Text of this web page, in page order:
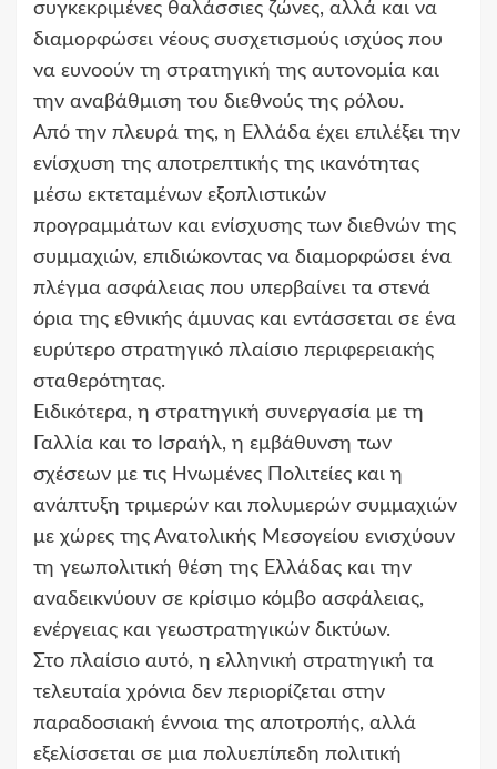
συγκεκριμένες θαλάσσιες ζώνες, αλλά και να
διαμορφώσει νέους συσχετισμούς ισχύος που
να ευνοούν τη στρατηγική της αυτονομία και
την αναβάθμιση του διεθνούς της ρόλου.
Από την πλευρά της, η Ελλάδα έχει επιλέξει την
ενίσχυση της αποτρεπτικής της ικανότητας
μέσω εκτεταμένων εξοπλιστικών
προγραμμάτων και ενίσχυσης των διεθνών της
συμμαχιών, επιδιώκοντας να διαμορφώσει ένα
πλέγμα ασφάλειας που υπερβαίνει τα στενά
όρια της εθνικής άμυνας και εντάσσεται σε ένα
ευρύτερο στρατηγικό πλαίσιο περιφερειακής
σταθερότητας.
Ειδικότερα, η στρατηγική συνεργασία με τη
Γαλλία και το Ισραήλ, η εμβάθυνση των
σχέσεων με τις Ηνωμένες Πολιτείες και η
ανάπτυξη τριμερών και πολυμερών συμμαχιών
με χώρες της Ανατολικής Μεσογείου ενισχύουν
τη γεωπολιτική θέση της Ελλάδας και την
αναδεικνύουν σε κρίσιμο κόμβο ασφάλειας,
ενέργειας και γεωστρατηγικών δικτύων.
Στο πλαίσιο αυτό, η ελληνική στρατηγική τα
τελευταία χρόνια δεν περιορίζεται στην
παραδοσιακή έννοια της αποτροπής, αλλά
εξελίσσεται σε μια πολυεπίπεδη πολιτική